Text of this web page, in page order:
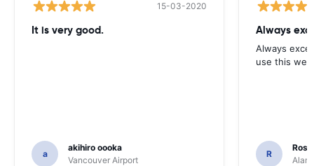
15-03-2020
It is very good.
a
akihiro oooka
Vancouver Airport
Always
Always
use this
R